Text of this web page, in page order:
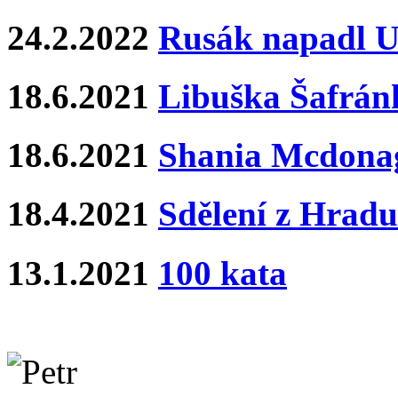
24.2.2022 Rusák napadl
18.6.2021 Libuška
18.6.2021 Shania
18.4.2021 Sdělení z Hradu
13.1.2021 100 kata